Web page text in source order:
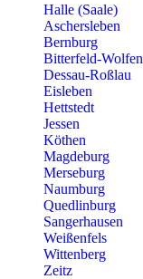
Halle (Saale)
Aschersleben
Bernburg
Bitterfeld-Wolfen
Dessau-Roßlau
Eisleben
Hettstedt
Jessen
Köthen
Magdeburg
Merseburg
Naumburg
Quedlinburg
Sangerhausen
Weißenfels
Wittenberg
Zeitz